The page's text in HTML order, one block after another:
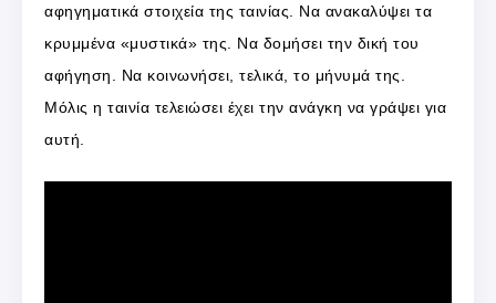
αφηγηματικά στοιχεία της ταινίας. Να ανακαλύψει τα
κρυμμένα «μυστικά» της. Να δομήσει την δική του
αφήγηση. Να κοινωνήσει, τελικά, το μήνυμά της.
Μόλις η ταινία τελειώσει έχει την ανάγκη να γράψει για
αυτή.